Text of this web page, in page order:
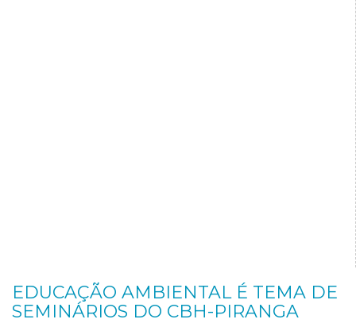
EDUCAÇÃO AMBIENTAL É TEMA DE
SEMINÁRIOS DO CBH-PIRANGA